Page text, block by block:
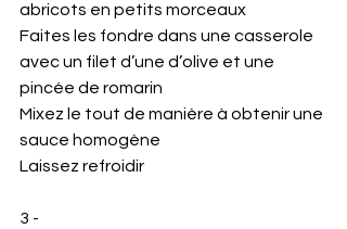
abricots en petits morceaux
Faites les fondre dans une casserole
avec un filet d’une d’olive et une
pincée de romarin
Mixez le tout de manière à obtenir une
sauce homogène
Laissez refroidir
3 -